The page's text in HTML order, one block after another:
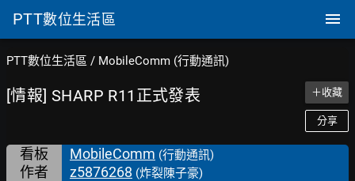
PTT數位生活區
PTT數位生活區 / MobileComm (行動通訊)
[情報] SHARP R11正式發表 ＋收藏
分享
看板 MobileComm (行動通訊)
作者 z5876268 (炸裂陳子豪)